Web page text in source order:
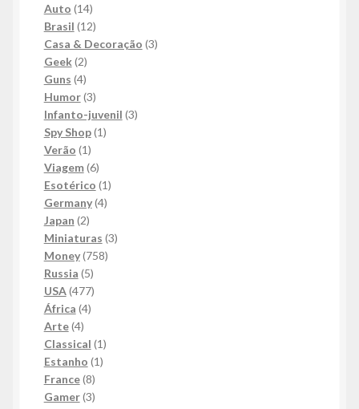
Auto 1414
produtos
Brasil 1212
produtos
Casa & Decoração 33
Geek 22
produtos
Guns 44
produtos
Humor 33
produtos
Infanto-juvenil 33
Spy Shop 11
Verão 11
produto
Viagem 66
produtos
Esotérico 11
Germany 44
Japan 22
produtos
Miniaturas 33
Money 758758
Russia 55
produtos
USA 477477
produtos
África 44
Arte 44
produtos
Classical 11
produto
Estanho 11
France 88
produtos
Gamer 33